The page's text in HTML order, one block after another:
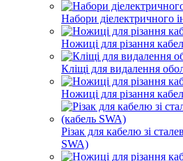
Набори діелектричного
Ножиці для різання
Кліщі для видалення
Ножиці для різання
Різак для кабелю зі
SWA)